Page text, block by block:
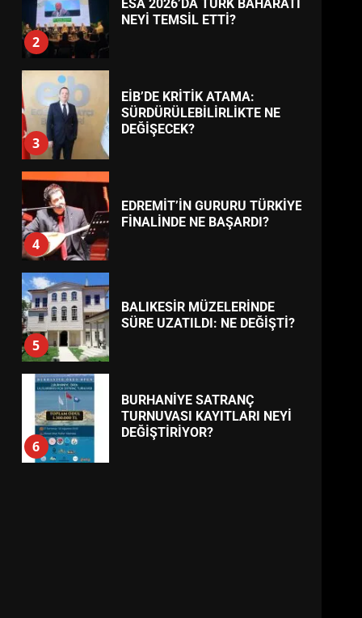
2
ESA 2026’DA TÜRK BAHARATI
NEYİ TEMSİL ETTİ?
3
EİB’DE KRİTİK ATAMA:
SÜRDÜRÜLEBİLİRLİKTE NE
DEĞİŞECEK?
4
EDREMİT’İN GURURU TÜRKİYE
FİNALİNDE NE BAŞARDI?
5
BALIKESİR MÜZELERİNDE
SÜRE UZATILDI: NE DEĞİŞTİ?
6
BURHANİYE SATRANÇ
TURNUVASI KAYITLARI NEYİ
DEĞİŞTİRİYOR?